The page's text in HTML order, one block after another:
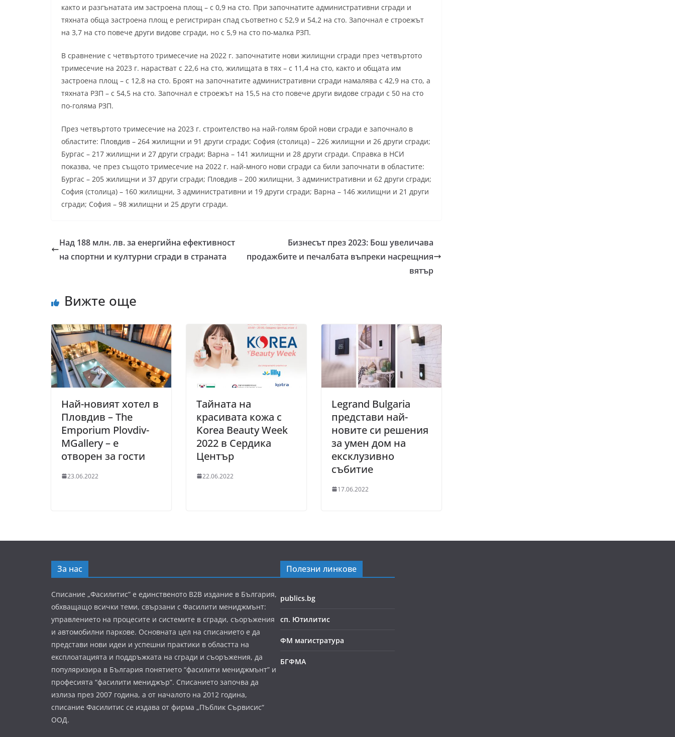
както и разгънатата им застроена площ – с 0,9 на сто. При започнатите административни сгради и
тяхната обща застроена площ е регистриран спад съответно с 52,9 и 54,2 на сто. Започнал е строежът
на 3,7 на сто повече други видове сгради, но с 5,9 на сто по-малка РЗП.
В сравнение с четвъртото тримесечие на 2022 г. започнатите нови жилищни сгради през четвъртото
тримесечие на 2023 г. нарастват с 22,6 на сто, жилищата в тях – с 11,4 на сто, както и общата им
застроена площ – с 12,8 на сто. Броят на започнатите административни сгради намалява с 42,9 на сто, а
тяхната РЗП – с 54,5 на сто. Започнал е строежът на 15,5 на сто повече други видове сгради с 50 на сто
по-голяма РЗП.
През четвъртото тримесечие на 2023 г. строителство на най-голям брой нови сгради е започнало в
областите: Пловдив – 264 жилищни и 91 други сгради; София (столица) – 226 жилищни и 26 други сгради;
Бургас – 217 жилищни и 27 други сгради; Варна – 141 жилищни и 28 други сгради. Справка в НСИ
показва, че през същото тримесечие на 2022 г. най-много нови сгради са били започнати в областите:
Бургас – 205 жилищни и 37 други сгради; Пловдив – 200 жилищни, 3 административни и 62 други сгради;
София (столица) – 160 жилищни, 3 административни и 19 други сгради; Варна – 146 жилищни и 21 други
сгради; София – 98 жилищни и 25 други сгради.
Над 188 млн. лв. за енергийна ефективност
на спортни и културни сгради в страната
Бизнесът през 2023: Бош увеличава
продажбите и печалбата въпреки насрещния
вятър
Вижте още
Най-новият хотел в
Пловдив – The
Emporium Plovdiv-
MGallery – е
отворен за гости
23.06.2022
Тайната на
красивата кожа с
Korea Beauty Week
2022 в Сердика
Център
22.06.2022
Legrand Bulgaria
представи най-
новите си решения
за умен дом на
ексклузивно
събитие
17.06.2022
За нас
Списание „Фасилитис” е единственото B2B издание в България,
обхващащо всички теми, свързани с Фасилити мениджмънт:
управлението на процесите и системите в сгради, съоръжения
и автомобилни паркове. Основната цел на списанието е да
представи нови идеи и успешни практики в областта на
експлоатацията и поддръжката на сгради и съоръжения, да
популяризира в България понятието “фасилити мениджмънт” и
професията “фасилити мениджър”. Списанието започва да
излиза през 2007 година, а от началото на 2012 година,
списание Фасилитис се издава от фирма „Пъблик Сървисис“
ООД.
Полезни линкове
publics.bg
сп. Ютилитис
ФМ магистратура
БГФМА